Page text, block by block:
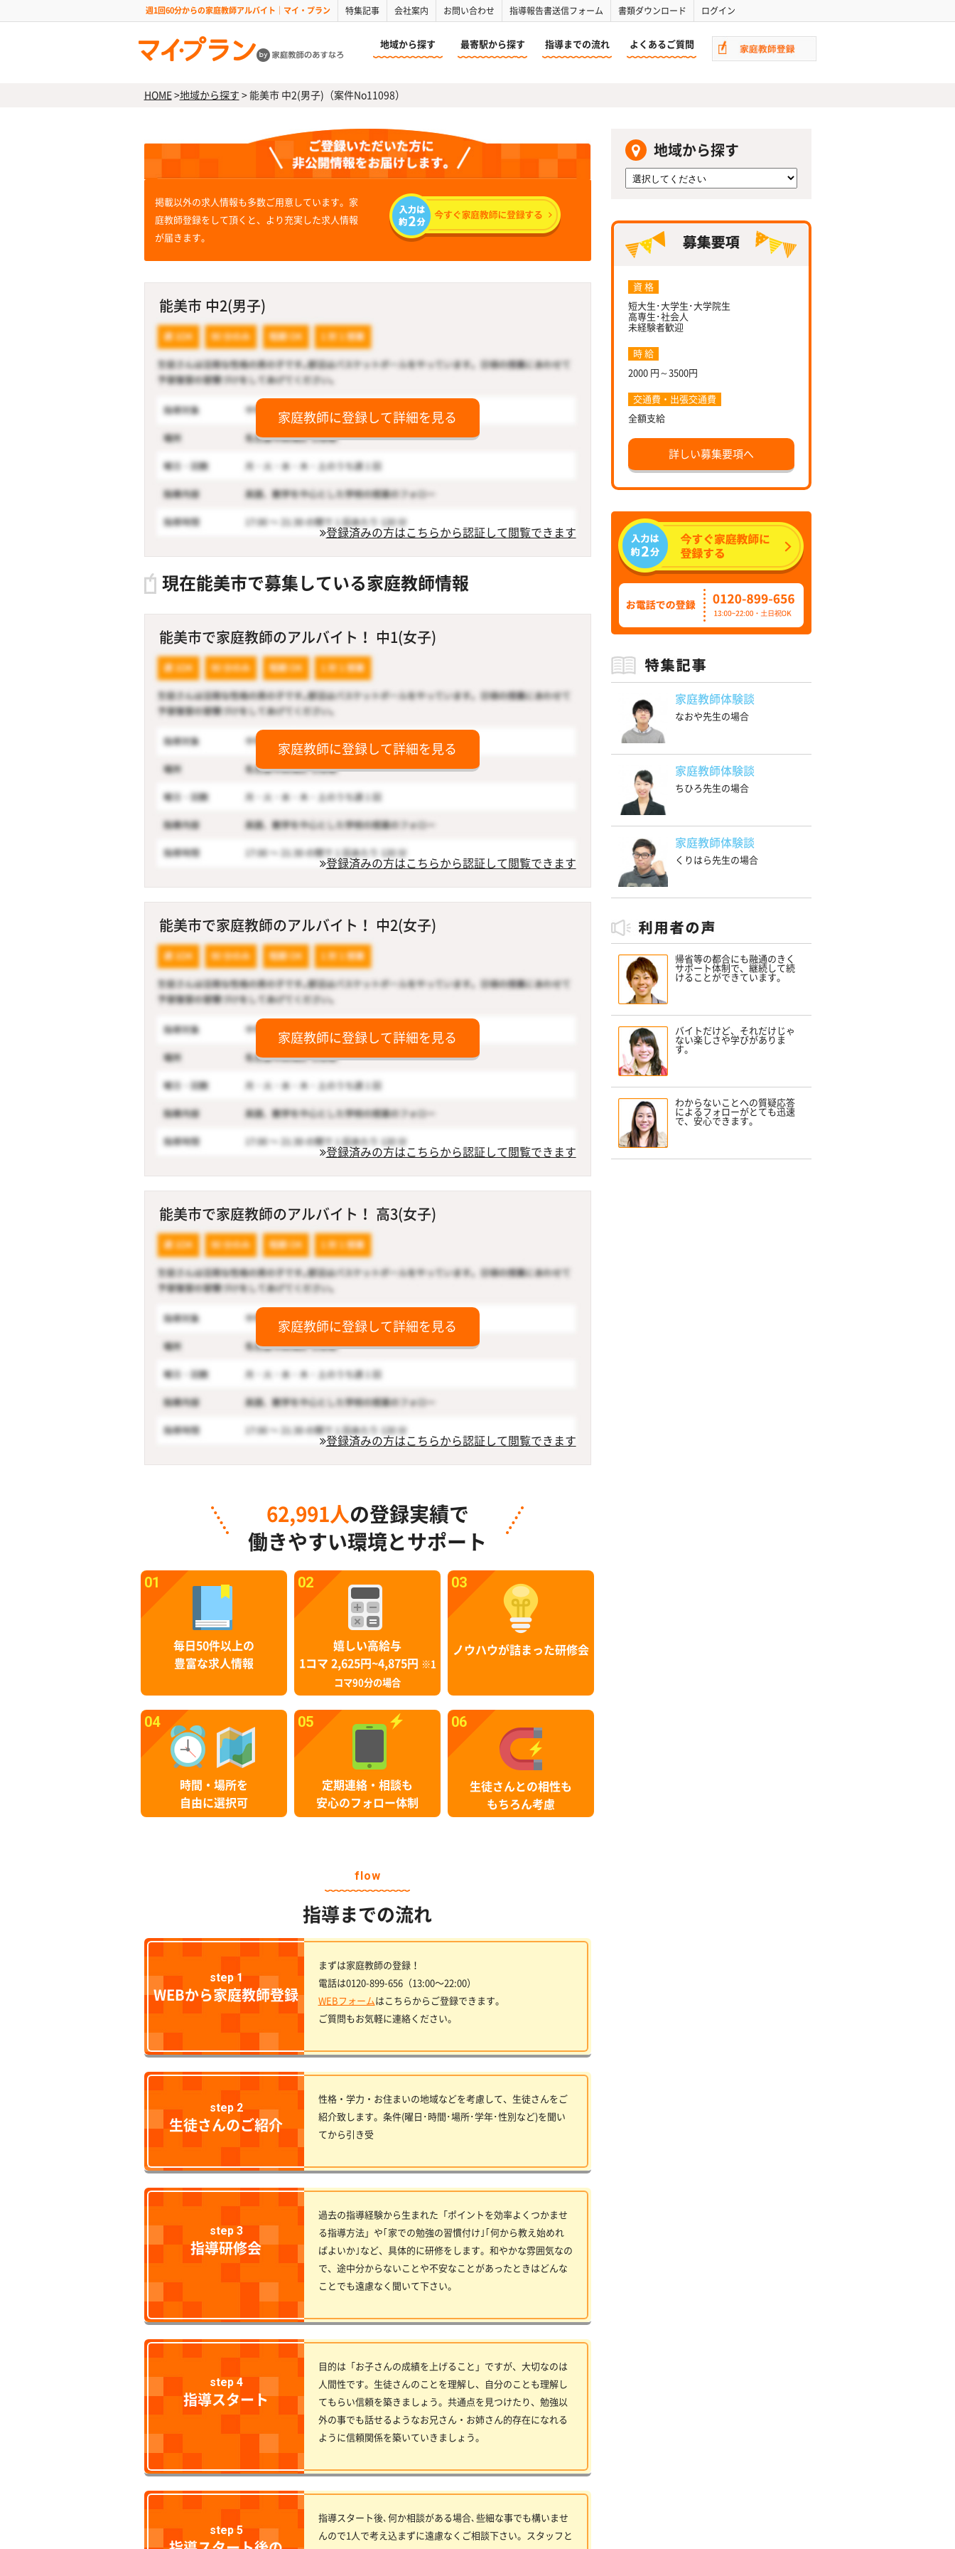
週1回60分からの家庭教師アルバイト｜マイ・プラン 特集記事 会社案内 お問い合わせ 指導報告書送信フォーム 書類ダウンロード ログイン
地域から探す 最寄駅から探す 指導までの流れ よくあるご質問
HOME>地域から探す >能美市 中2(男子)（案件No11098）
掲載以外の求人情報も多数ご用意しています。家
庭教師登録をして頂くと、より充実した求人情報
が届きます。
能美市 中2(男子)
家庭教師に登録して詳細を見る
登録済みの方はこちらから認証して閲覧できます
現在能美市で募集している家庭教師情報
能美市で家庭教師のアルバイト！ 中1(女子)
家庭教師に登録して詳細を見る
登録済みの方はこちらから認証して閲覧できます
能美市で家庭教師のアルバイト！ 中2(女子)
家庭教師に登録して詳細を見る
登録済みの方はこちらから認証して閲覧できます
能美市で家庭教師のアルバイト！ 高3(女子)
家庭教師に登録して詳細を見る
登録済みの方はこちらから認証して閲覧できます
62,991人 の登録実績で
働きやすい環境とサポート
01
毎日50件以上の
豊富な求人情報
02
嬉しい高給与
1コマ 2,625円~4,875円
※1
コマ90分の場合
03
ノウハウが詰まった研修会
04
時間・場所を
自由に選択可
05
定期連絡・相談も
安心のフォロー体制
06
生徒さんとの相性も
もちろん考慮
flow
指導までの流れ
step 1
WEBから家庭教師登録
まずは家庭教師の登録！
電話は0120-899-656（13:00〜22:00）
WEBフォームはこちらからご登録できます。
ご質問もお気軽に連絡ください。
step 2
生徒さんのご紹介
性格・学力・お住まいの地域などを考慮して、生徒さんをご
紹介致します。条件(曜日･時間･場所･学年･性別など)を聞い
てから引き受
step 3
指導研修会
過去の指導経験から生まれた「ポイントを効率よくつかませ
る指導方法」や｢家での勉強の習慣付け｣｢何から教え始めれ
ばよいか｣など、具体的に研修をします。和やかな雰囲気なの
で、途中分からないことや不安なことがあったときはどんな
ことでも遠慮なく聞いて下さい。
step 4
指導スタート
目的は「お子さんの成績を上げること」ですが、大切なのは
人間性です。生徒さんのことを理解し、自分のことも理解し
てもらい信頼を築きましょう。共通点を見つけたり、勉強以
外の事でも話せるようなお兄さん・お姉さん的存在になれる
ように信頼関係を築いていきましょう。
step 5
指導スタート後､何か相談がある場合､些細な事でも構いませ
んので1人で考え込まずに遠慮なくご相談下さい。スタッフと
地域から探す
資 格
短大生･大学生･大学院生
高専生･社会人
未経験者歓迎
時 給
2000 円～3500円
交通費・出張交通費
全額支給
詳しい募集要項へ
家庭教師体験談
なおや先生の場合
家庭教師体験談
ちひろ先生の場合
家庭教師体験談
くりはら先生の場合
帰省等の都合にも融通のきく
サポート体制で、継続して続
けることができています。
バイトだけど、それだけじゃ
ない楽しさや学びがありま
す。
わからないことへの質疑応答
によるフォローがとても迅速
で、安心できます。